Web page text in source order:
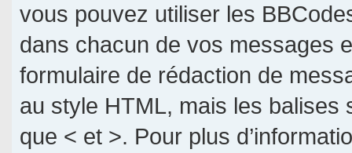
vous pouvez utiliser les
dans chacun de vos messages
formulaire de rédaction de
au style HTML, mais les
que < et >. Pour plus